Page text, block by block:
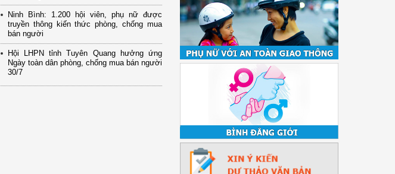
Ninh Bình: 1.200 hội viên, phụ nữ được
truyền thông kiến thức phòng, chống mua
bán người
Hội LHPN tỉnh Tuyên Quang hưởng ứng
Ngày toàn dân phòng, chống mua bán người
30/7